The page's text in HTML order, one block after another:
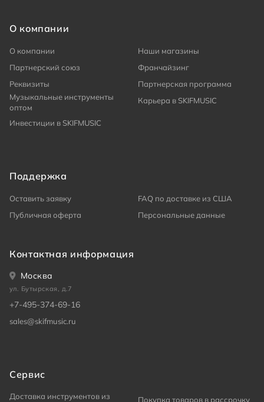
О компании
О компании
Наши магазины
Партнерский союз
Франчайзинг
Реквизиты
Партнерская программа
Музыкальные инструменты
оптом
Карьера в SKIFMUSIC
Инвестиции в SKIFMUSIC
Поддержка
Оставить заявку
FAQ по доставке из США
Публичная оферта
Персональные данные
Контактная информация
Москва
ул. Бутырская, д.7
+7-495-374-69-16
sales@skifmusic.ru
Сервис
Доставка инструментов из
Покупка товаров в рассрочку